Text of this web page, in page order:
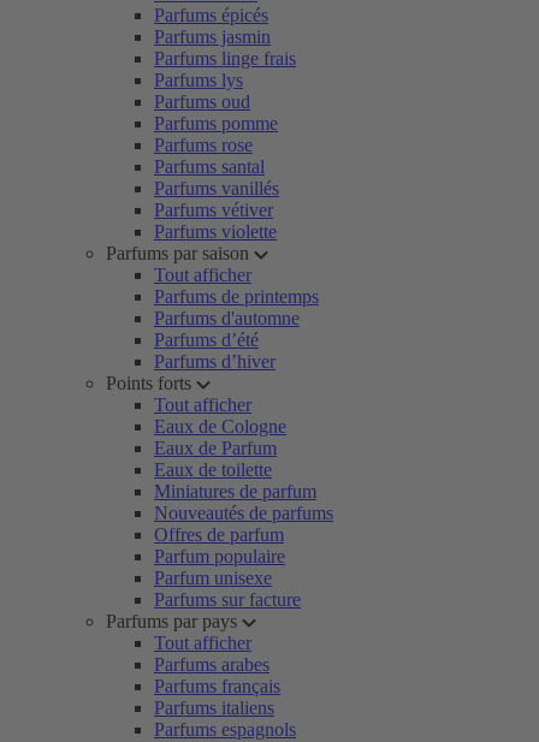
Parfums épicés
Parfums jasmin
Parfums linge frais
Parfums lys
Parfums oud
Parfums pomme
Parfums rose
Parfums santal
Parfums vanillés
Parfums vétiver
Parfums violette
Parfums par saison
Tout afficher
Parfums de printemps
Parfums d'automne
Parfums d’été
Parfums d’hiver
Points forts
Tout afficher
Eaux de Cologne
Eaux de Parfum
Eaux de toilette
Miniatures de parfum
Nouveautés de parfums
Offres de parfum
Parfum populaire
Parfum unisexe
Parfums sur facture
Parfums par pays
Tout afficher
Parfums arabes
Parfums français
Parfums italiens
Parfums espagnols